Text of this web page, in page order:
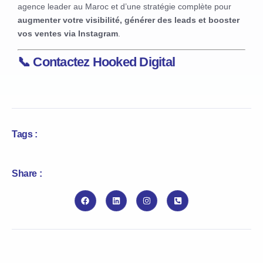
agence leader au Maroc et d’une stratégie complète pour
augmenter votre visibilité, générer des leads et booster
vos ventes via Instagram
📞 Contactez Hooked Digital
Tags :
Share :